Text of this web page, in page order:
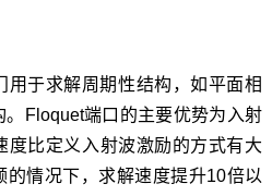
用于求解周期性结构，如平面相
Floquet端口的主要优势为入射
度比定义入射波激励的方式有大
的情况下，求解速度提升10倍以